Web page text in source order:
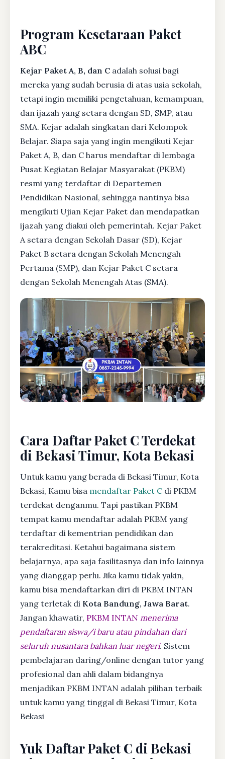
Program Kesetaraan Paket
ABC
Kejar Paket A, B, dan C adalah solusi bagi
mereka yang sudah berusia di atas usia sekolah,
tetapi ingin memiliki pengetahuan, kemampuan,
dan ijazah yang setara dengan SD, SMP, atau
SMA. Kejar adalah singkatan dari Kelompok
Belajar. Siapa saja yang ingin mengikuti Kejar
Paket A, B, dan C harus mendaftar di lembaga
Pusat Kegiatan Belajar Masyarakat (PKBM)
resmi yang terdaftar di Departemen
Pendidikan Nasional, sehingga nantinya bisa
mengikuti Ujian Kejar Paket dan mendapatkan
ijazah yang diakui oleh pemerintah. Kejar Paket
A setara dengan Sekolah Dasar (SD), Kejar
Paket B setara dengan Sekolah Menengah
Pertama (SMP), dan Kejar Paket C setara
dengan Sekolah Menengah Atas (SMA).
Cara Daftar Paket C Terdekat
di Bekasi Timur, Kota Bekasi
Untuk kamu yang berada di Bekasi Timur, Kota
Bekasi, Kamu bisa mendaftar Paket C di PKBM
terdekat denganmu. Tapi pastikan PKBM
tempat kamu mendaftar adalah PKBM yang
terdaftar di kementrian pendidikan dan
terakreditasi. Ketahui bagaimana sistem
belajarnya, apa saja fasilitasnya dan info lainnya
yang dianggap perlu. Jika kamu tidak yakin,
kamu bisa mendaftarkan diri di PKBM INTAN
yang terletak di Kota Bandung, Jawa Barat.
Jangan khawatir, PKBM INTAN menerima
pendaftaran siswa/i baru atau pindahan dari
seluruh nusantara bahkan luar negeri. Sistem
pembelajaran daring/online dengan tutor yang
profesional dan ahli dalam bidangnya
menjadikan PKBM INTAN adalah pilihan terbaik
untuk kamu yang tinggal di Bekasi Timur, Kota
Bekasi
Yuk Daftar Paket C di Bekasi